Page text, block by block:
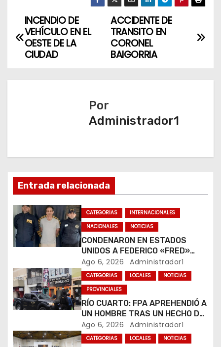
N
a
ó
n
d
e
n
t
r
ACCIDENTE DE
TRANSITO EN
CORONEL
BAIGORRIA
INCENDIO DE
VEHÍCULO EN EL
OESTE DE LA
CIUDAD
Por
Administrador1
Entrada relacionada
CATEGORIAS
INTERNACIONALES
NACIONALES
NOTICIAS
CONDENARON EN ESTADOS
UNIDOS A FEDERICO «FRED»
MACHADO POR LAVADO DE
DINERO Y FRAUDE
Ago 6, 2026 Administrador1
CATEGORIAS LOCALES
NOTICIAS
PROVINCIALES
RÍO CUARTO: FPA APREHENDIÓ A
UN HOMBRE TRAS UN HECHO DE
HURTO EN UNA VETERINARIA
Ago 6, 2026 Administrador1
CATEGORIAS LOCALES NOTICIAS